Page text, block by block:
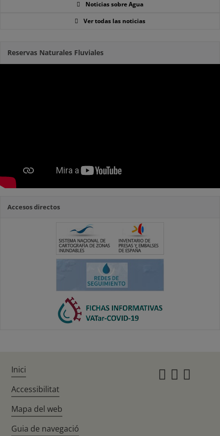
Noticias sobre Agua
Ver todas las noticias
Reservas Naturales Fluviales
Accesos directos
Inici
Accessibilitat
Mapa del web
Guia de navegació